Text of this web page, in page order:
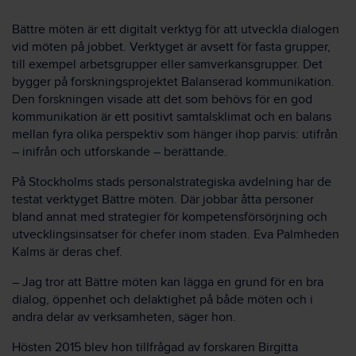
Bättre möten är ett digitalt verktyg för att utveckla dialogen
vid möten på jobbet. Verktyget är avsett för fasta grupper,
till exempel arbetsgrupper eller samverkansgrupper. Det
bygger på forskningsprojektet Balanserad kommunikation.
Den forskningen visade att det som behövs för en god
kommunikation är ett positivt samtalsklimat och en balans
mellan fyra olika perspektiv som hänger ihop parvis: utifrån
– inifrån och utforskande – berättande.
På Stockholms stads personalstrategiska avdelning har de
testat verktyget Bättre möten. Där jobbar åtta personer
bland annat med strategier för kompetensförsörjning och
utvecklingsinsatser för chefer inom staden. Eva Palmheden
Kalms är deras chef.
– Jag tror att Bättre möten kan lägga en grund för en bra
dialog, öppenhet och delaktighet på både möten och i
andra delar av verksamheten, säger hon.
Hösten 2015 blev hon tillfrågad av forskaren Birgitta